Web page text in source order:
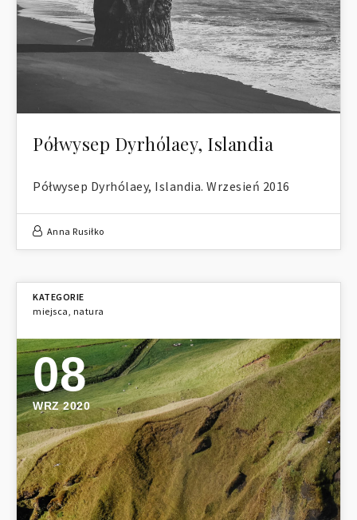
Półwysep Dyrhólaey, Islandia
Półwysep Dyrhólaey, Islandia. Wrzesień 2016
Anna Rusiłko
miejsca, natura
08
WRZ 2020